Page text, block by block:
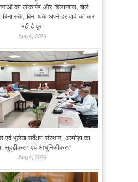
का लोकार्पण और शिलान्यास, बोले
बिना रुके, बिना थके अपने हर वादे को कर
रही है पूरा
Aug 4, 2026
एवं भूलेख सर्वेक्षण संस्थान, अल्मोड़ा का
सुदृढ़ीकरण एवं आधुनिकीकरण
Aug 4, 2026